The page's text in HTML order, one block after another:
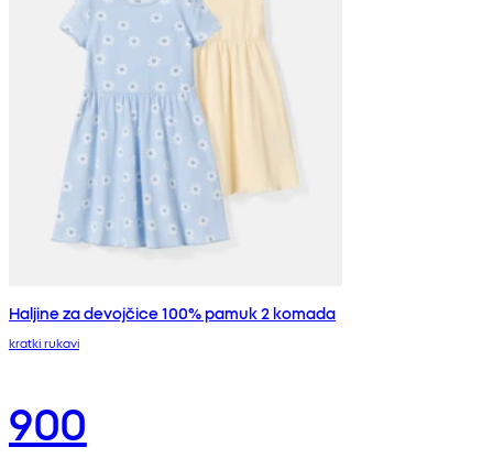
Haljine za devojčice 100% pamuk 2 komada
kratki rukavi
900